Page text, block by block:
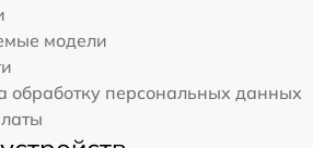
модели
обработку персональных данных